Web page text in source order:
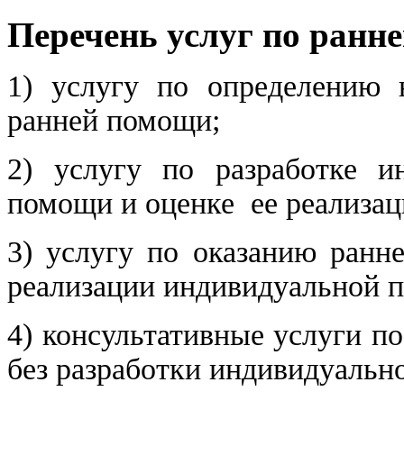
Перечень услуг по
1) услугу по
ранней помощи;
2) услугу по разработке
помощи и оценке ее
3) услугу по оказанию
реализации
4) консультативные услуги
без разработки